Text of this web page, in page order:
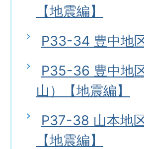
【地震編】
P33-34 豊中地
P35-36 豊中地
山）【地震編】
P37-38 山本地
【地震編】